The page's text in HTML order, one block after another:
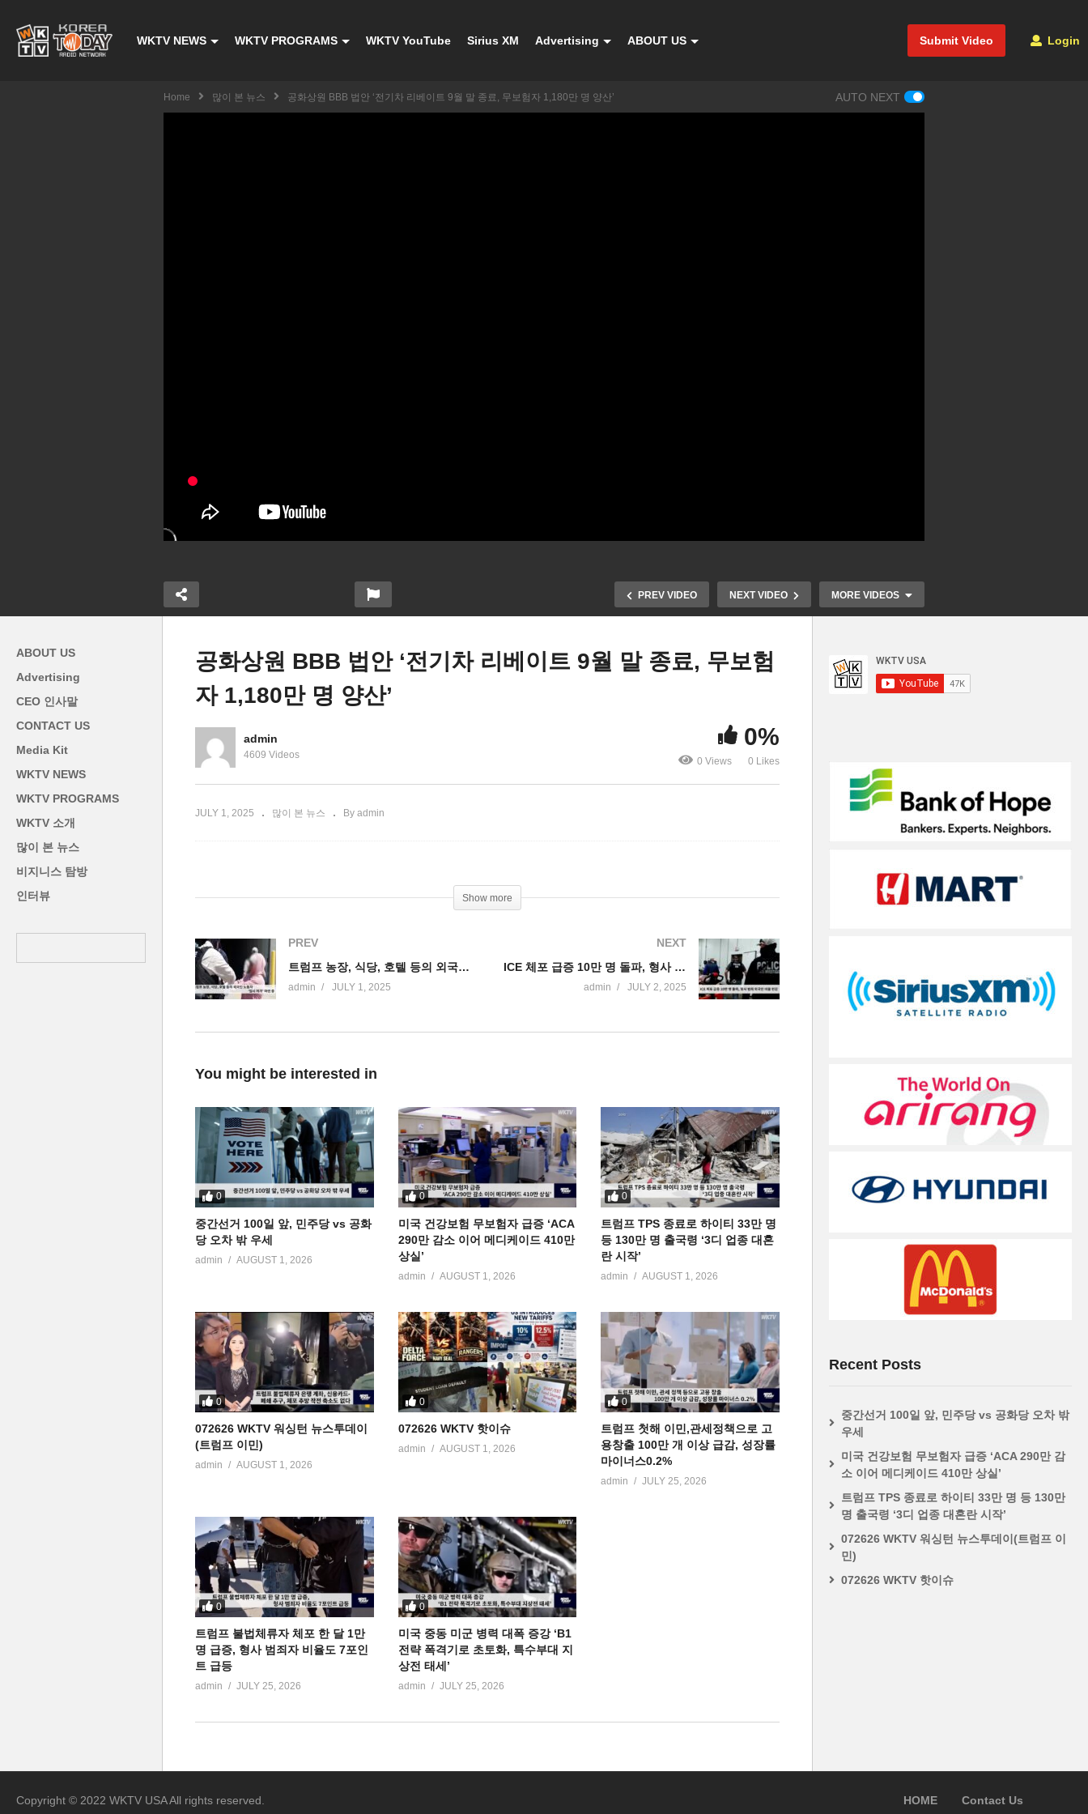
Submit Video Login
WKTV NEWS WKTV PROGRAMS WKTV YouTube Sirius XM Advertising ABOUT US
Home 많이 본 뉴스 공화상원 BBB 법안 ‘전기차 리베이트 9월 말 종료, 무보험자 1,180만 명 양산’ AUTO NEXT
PREV VIDEO NEXT VIDEO MORE VIDEOS
치 경제 전면
트럼프 불법체류자 추방 전략
구금, 2주 내 신속 추방’
미국 물가 불안해진다 ‘5월 코
ABOUT US
Advertising
CEO 인사말
CONTACT US
Media Kit
WKTV NEWS
WKTV PROGRAMS
WKTV 소개
많이 본 뉴스
비지니스 탐방
인터뷰
공화상원 BBB 법안 ‘전기차 리베이트 9월 말 종료, 무보험
자 1,180만 명 양산’
admin
4609 Videos
0%
0 Views 0 Likes
JULY 1, 2025 많이 본 뉴스 By admin
Show more
PREV
트럼프 농장, 식당, 호텔 등의 외국인 노동자 ‘임시 허가’ 마련 중
admin JULY 1, 2025
NEXT
ICE 체포 급증 10만 명 돌파, 형사 범죄 외국인 비율 반감
admin JULY 2, 2025
You might be interested in
0
중간선거 100일 앞, 민주당 vs 공화
당 오차 밖 우세
admin AUGUST 1, 2026
0
미국 건강보험 무보험자 급증 ‘ACA
290만 감소 이어 메디케이드 410만
상실’
admin AUGUST 1, 2026
0
트럼프 TPS 종료로 하이티 33만 명
등 130만 명 출국령 ‘3디 업종 대혼
란 시작’
admin AUGUST 1, 2026
0
072626 WKTV 워싱턴 뉴스투데이
(트럼프 이민)
admin AUGUST 1, 2026
0
072626 WKTV 핫이슈
admin AUGUST 1, 2026
0
트럼프 첫해 이민,관세정책으로 고
용창출 100만 개 이상 급감, 성장률
마이너스0.2%
admin JULY 25, 2026
0
트럼프 불법체류자 체포 한 달 1만
명 급증, 형사 범죄자 비율도 7포인
트 급등
admin JULY 25, 2026
0
미국 중동 미군 병력 대폭 증강 ‘B1
전략 폭격기로 초토화, 특수부대 지
상전 태세’
admin JULY 25, 2026
Recent Posts
중간선거 100일 앞, 민주당 vs 공화당 오차 밖
우세
미국 건강보험 무보험자 급증 ‘ACA 290만 감
소 이어 메디케이드 410만 상실’
트럼프 TPS 종료로 하이티 33만 명 등 130만
명 출국령 ‘3디 업종 대혼란 시작’
072626 WKTV 워싱턴 뉴스투데이(트럼프 이
민)
072626 WKTV 핫이슈
Copyright © 2022 WKTV USA All rights reserved. HOME Contact Us